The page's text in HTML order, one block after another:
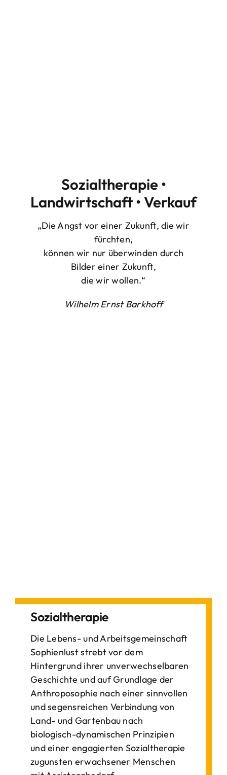
Sozialtherapie •
Landwirtschaft • Verkauf
„Die Angst vor einer Zukunft, die wir
fürchten,
können wir nur überwinden durch
Bilder einer Zukunft,
die wir wollen.“
Wilhelm Ernst Barkhoff
Sozialtherapie
Die Lebens- und Arbeitsgemeinschaft
Sophienlust strebt vor dem
Hintergrund ihrer unverwechselbaren
Geschichte und auf Grundlage der
Anthroposophie nach einer sinnvollen
und segensreichen Verbindung von
Land- und Gartenbau nach
biologisch-dynamischen Prinzipien
und einer engagierten Sozialtherapie
zugunsten erwachsener Menschen